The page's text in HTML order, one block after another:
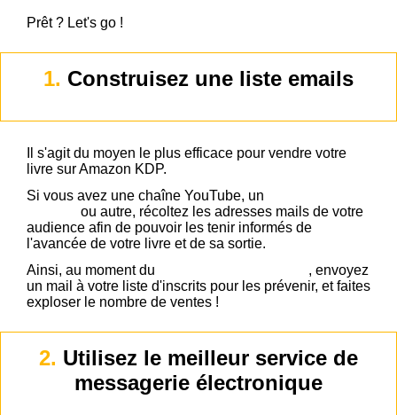
Prêt ? Let's go !
1. Construisez une liste emails
Il s'agit du moyen le plus efficace pour vendre votre
livre sur Amazon KDP.
Si vous avez une chaîne YouTube, un
ou autre, récoltez les adresses mails de votre
audience afin de pouvoir les tenir informés de
l'avancée de votre livre et de sa sortie.
Ainsi, au moment du
, envoyez
un mail à votre liste d'inscrits pour les prévenir, et faites
exploser le nombre de ventes !
2. Utilisez le meilleur service de
messagerie électronique